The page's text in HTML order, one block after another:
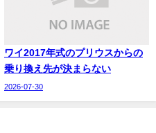
ワイ2017年式のプリウスからの
乗り換え先が決まらない
2026-07-30